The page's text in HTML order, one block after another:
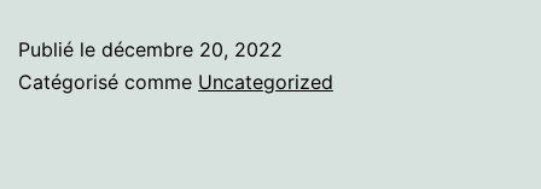
Publié le décembre 20, 2022
Catégorisé comme Uncategorized